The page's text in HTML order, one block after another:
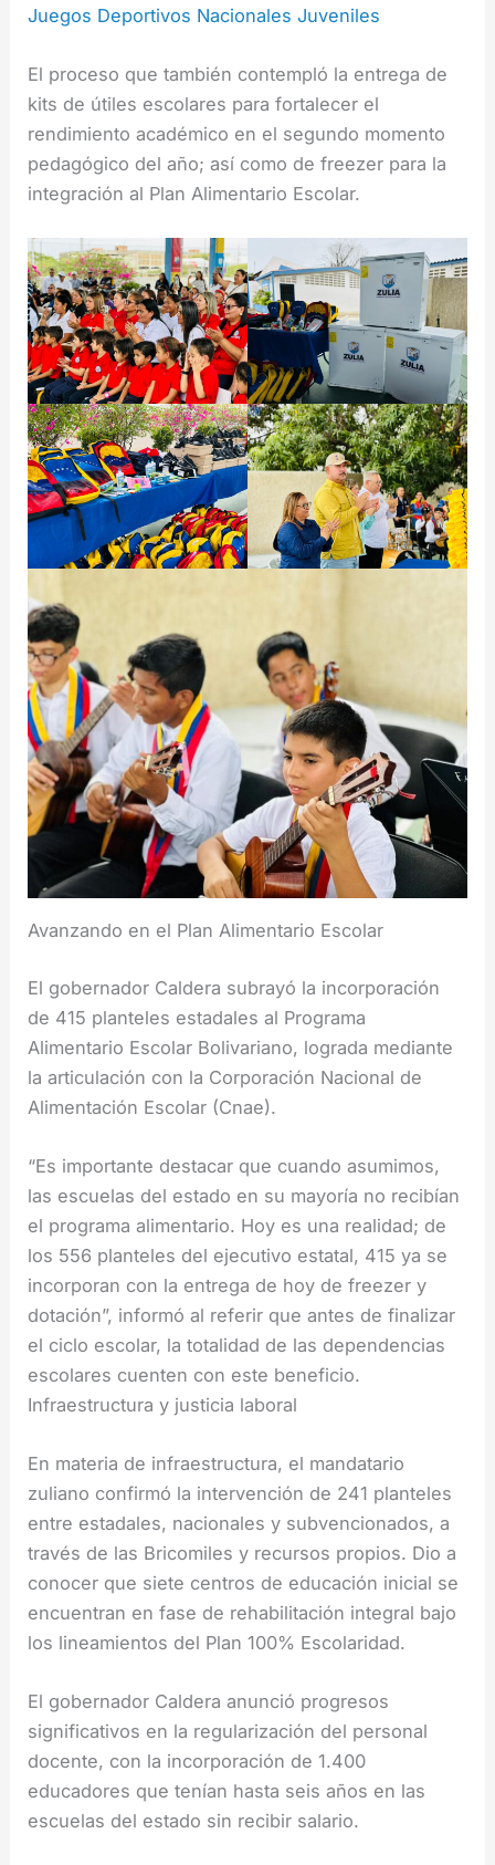
Juegos Deportivos Nacionales Juveniles
El proceso que también contempló la entrega de
kits de útiles escolares para fortalecer el
rendimiento académico en el segundo momento
pedagógico del año; así como de freezer para la
integración al Plan Alimentario Escolar.
Avanzando en el Plan Alimentario Escolar
El gobernador Caldera subrayó la incorporación
de 415 planteles estadales al Programa
Alimentario Escolar Bolivariano, lograda mediante
la articulación con la Corporación Nacional de
Alimentación Escolar (Cnae).
“Es importante destacar que cuando asumimos,
las escuelas del estado en su mayoría no recibían
el programa alimentario. Hoy es una realidad; de
los 556 planteles del ejecutivo estatal, 415 ya se
incorporan con la entrega de hoy de freezer y
dotación”, informó al referir que antes de finalizar
el ciclo escolar, la totalidad de las dependencias
escolares cuenten con este beneficio.
Infraestructura y justicia laboral
En materia de infraestructura, el mandatario
zuliano confirmó la intervención de 241 planteles
entre estadales, nacionales y subvencionados, a
través de las Bricomiles y recursos propios. Dio a
conocer que siete centros de educación inicial se
encuentran en fase de rehabilitación integral bajo
los lineamientos del Plan 100% Escolaridad.
El gobernador Caldera anunció progresos
significativos en la regularización del personal
docente, con la incorporación de 1.400
educadores que tenían hasta seis años en las
escuelas del estado sin recibir salario.